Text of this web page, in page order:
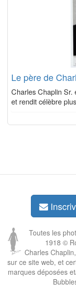
Le père de
Charles Chaplin Sr.
et rendit célèbre
Toutes les
1918 ©
Charles
sur ce site web, et
marques déposées